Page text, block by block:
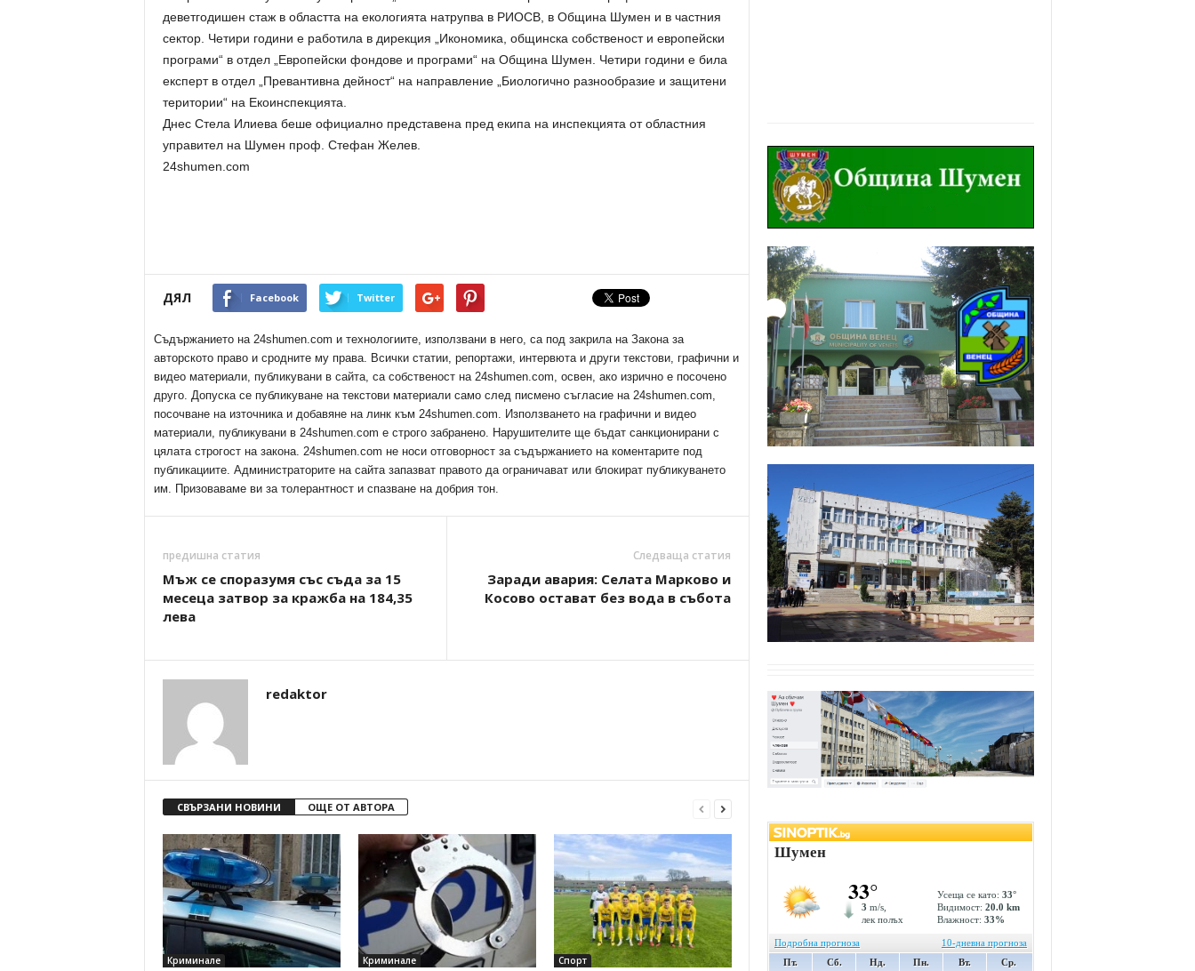
деветгодишен стаж в областта на екологията натрупва в РИОСВ, в Община Шумен и в частния
сектор. Четири години е работила в дирекция „Икономика, общинска собственост и европейски
програми“ в отдел „Европейски фондове и програми“ на Община Шумен. Четири години е била
експерт в отдел „Превантивна дейност“ на направление „Биологично разнообразие и защитени
територии“ на Екоинспекцията.
Днес Стела Илиева беше официално представена пред екипа на инспекцията от областния
управител на Шумен проф. Стефан Желев.
24shumen.com
ДЯЛ Facebook Twitter
Съдържанието на 24shumen.com и технологиите, използвани в него, са под закрила на Закона за
авторското право и сродните му права. Всички статии, репортажи, интервюта и други текстови, графични и
видео материали, публикувани в сайта, са собственост на 24shumen.com, освен, ако изрично е посочено
друго. Допуска се публикуване на текстови материали само след писмено съгласие на 24shumen.com,
посочване на източника и добавяне на линк към 24shumen.com. Използването на графични и видео
материали, публикувани в 24shumen.com е строго забранено. Нарушителите ще бъдат санкционирани с
цялата строгост на закона. 24shumen.com не носи отговорност за съдържанието на коментарите под
публикациите. Администраторите на сайта запазват правото да ограничават или блокират публикуването
им. Призоваваме ви за толерантност и спазване на добрия тон.
предишна статия
Мъж се споразумя със съда за 15
месеца затвор за кражба на 184,35
лева
Следваща статия
Заради авария: Селата Марково и
Косово остават без вода в събота
redaktor
СВЪРЗАНИ НОВИНИ ОЩЕ ОТ АВТОРА
Криминале Криминале Спорт